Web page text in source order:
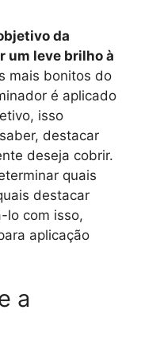
da
um leve brilho à
mais bonitos do
é aplicado
isso
destacar
deseja cobrir.
quais
destacar
lo com isso,
aplicação
a